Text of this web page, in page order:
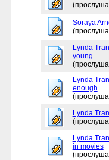
Soraya
Lynda
young
Lynda
enough
Lynda
Lynda
in movies